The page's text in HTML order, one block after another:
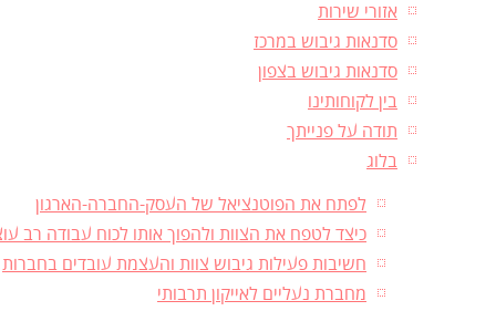
אזורי שירות
סדנאות גיבוש במרכז
סדנאות גיבוש בצפון
בין לקוחותינו
תודה על פנייתך
בלוג
לפתח את הפוטנציאל של העסק-החברה-הארגון
כיצד לטפח את הצוות ולהפוך אותו לכוח עבודה רב
חשיבות פעילות גיבוש צוות והעצמת עובדים בחברות
מחברת נעליים לאייקון תרבותי